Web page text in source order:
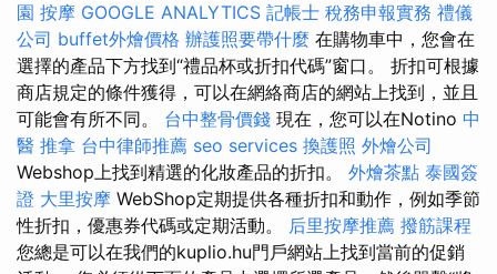
園 按摩 GOOGLE ANALYTICS 記帳士 稅務申報實務 禮儀
公司 buffet外燴價格 辦護照要帶什麼 在購物車中，您會在
選擇的產品下方找到“禮品杯或折扣代碼”窗口。 折扣可根據
商店規定的條件獲得，可以在網絡商店的網站上找到，並且
可能會有所不同。 台中整骨價錢 現在，您可以在Notino 中
醫 推拿 台中律師推薦 seo services 換護照 外燴公司
Webshop上找到精選的化妝產品的折扣。 外燴茶點 泰國簽
證 大里按摩 WebShop定期提供各種折扣和動作，例如季節
性折扣，優惠券代碼或定期活動。 后里按摩推薦 撥筋課程
您總是可以在我們的kuplio.hu門戶網站上找到當前的促銷